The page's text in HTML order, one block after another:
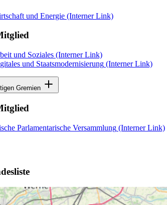
und Energie (Interner Link)
und Soziales (Interner Link)
und Staatsmodernisierung (Interner Link)
Gremien
Parlamentarische Versammlung (Interner Link)